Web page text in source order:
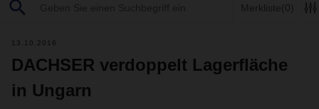
Merkliste(0)
13.10.2016
DACHSER verdoppelt Lagerfläche
in Ungarn